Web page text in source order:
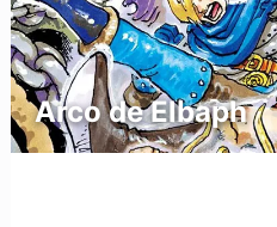
Arco de Elbaph